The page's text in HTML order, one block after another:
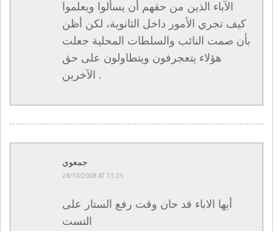
الآباء الذين من حقهم أن يسألوا ويعلموا
كيف تجري الأمور داخل الثانوية، لكن أظن
بأن صمت النائب والسلطات المحلية جعلت
هؤلاء يتعجرفون ويتطاولون على حق
الآخرين .
جمعوي
28/10/2008 AT 13:35
أيها الاباء قد حان وقت رفع الستار على
التست